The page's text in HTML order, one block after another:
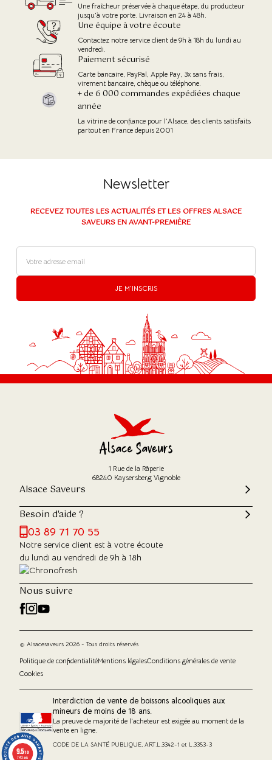
Une fraîcheur préservée à chaque étape, du producteur
jusqu'à votre porte. Livraison en 24 à 48h.
Une équipe à votre écoute
Contactez notre service client de 9h à 18h du lundi au
vendredi.
Paiement sécurisé
Carte bancaire, PayPal, Apple Pay, 3x sans frais,
virement bancaire, chèque ou téléphone.
+ de 6 000 commandes expédiées chaque
année
La vitrine de confiance pour l’Alsace, des clients satisfaits
partout en France depuis 2001
Newsletter
RECEVEZ TOUTES LES ACTUALITÉS ET LES OFFRES ALSACE
SAVEURS EN AVANT-PREMIÈRE
JE M'INSCRIS
1 Rue de la Râperie
68240 Kaysersberg Vignoble
Alsace Saveurs
Besoin d'aide ?
03 89 71 70 55
Notre service client est à votre écoute
du lundi au vendredi de 9h à 18h
Nous suivre
© Alsacesaveurs 2026 - Tous droits réservés
Politique de confidentialitéMentions légalesConditions générales de vente
Cookies
Interdiction de vente de boissons alcooliques aux
mineurs de moins de 18 ans.
La preuve de majorité de l'acheteur est exigée au moment de la
vente en ligne.
CODE DE LA SANTÉ PUBLIQUE, ART.L.3342-1 et L.3353-3
9.5/10
7143 avis
9.5/10
7143 avis